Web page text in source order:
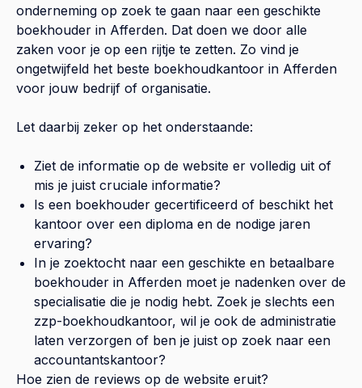
onderneming op zoek te gaan naar een geschikte
boekhouder in Afferden. Dat doen we door alle
zaken voor je op een rijtje te zetten. Zo vind je
ongetwijfeld het beste boekhoudkantoor in Afferden
voor jouw bedrijf of organisatie.
Let daarbij zeker op het onderstaande:
Ziet de informatie op de website er volledig uit of
mis je juist cruciale informatie?
Is een boekhouder gecertificeerd of beschikt het
kantoor over een diploma en de nodige jaren
ervaring?
In je zoektocht naar een geschikte en betaalbare
boekhouder in Afferden moet je nadenken over de
specialisatie die je nodig hebt. Zoek je slechts een
zzp-boekhoudkantoor, wil je ook de administratie
laten verzorgen of ben je juist op zoek naar een
accountantskantoor?
Hoe zien de reviews op de website eruit?